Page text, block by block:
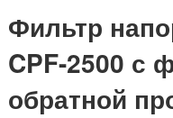
Фильтр
CPF-2500 с
обратной